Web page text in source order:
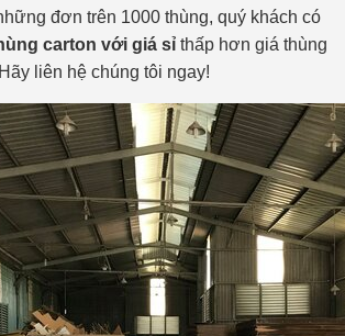
đơn trên 1000 thùng, quý khách có
carton với giá sỉ thấp hơn giá thùng
liên hệ chúng tôi ngay!